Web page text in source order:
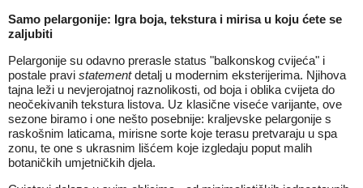
Samo pelargonije: Igra boja, tekstura i mirisa u koju ćete se
zaljubiti
Pelargonije su odavno prerasle status "balkonskog cvijeća" i
postale pravi statementdetalj u modernim eksterijerima. Njihova
tajna leži u nevjerojatnoj raznolikosti, od boja i oblika cvijeta do
neočekivanih tekstura listova. Uz klasične viseće varijante, ove
sezone biramo i one nešto posebnije: kraljevske pelargonije s
raskošnim laticama, mirisne sorte koje terasu pretvaraju u spa
zonu, te one s ukrasnim lišćem koje izgledaju poput malih
botaničkih umjetničkih djela.